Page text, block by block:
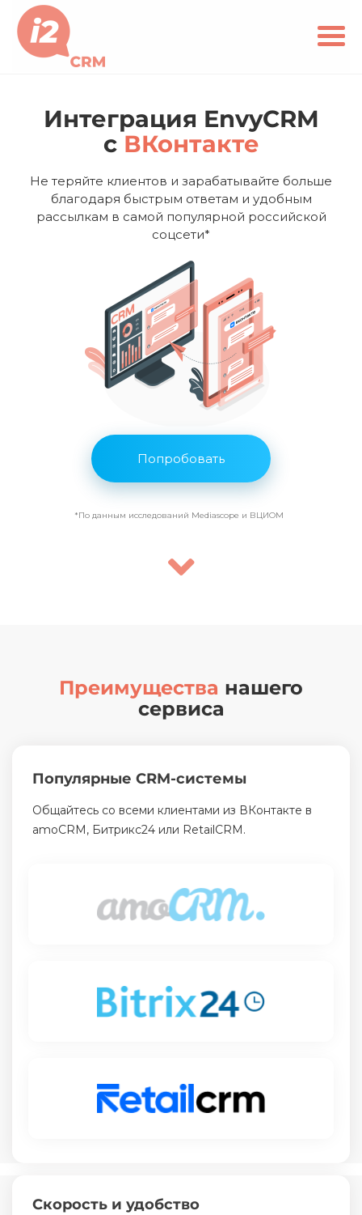
Интеграция EnvyCRM
с ВКонтакте
Не теряйте клиентов и зарабатывайте больше
благодаря быстрым ответам и удобным
рассылкам в самой популярной российской
соцсети*
Попробовать
*По данным исследований Mediascope и ВЦИОМ
Преимущества нашего
сервиса
Популярные CRM-системы
Общайтесь со всеми клиентами из ВКонтакте в
amoCRM, Битрикс24 или RetailCRM.
Скорость и удобство